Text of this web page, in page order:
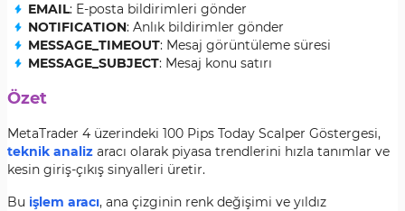
EMAIL: E-posta bildirimleri gönder
NOTIFICATION: Anlık bildirimler gönder
MESSAGE_TIMEOUT: Mesaj görüntüleme süresi
MESSAGE_SUBJECT: Mesaj konu satırı
Özet
MetaTrader 4 üzerindeki 100 Pips Today Scalper Göstergesi,
teknik analiz aracı olarak piyasa trendlerini hızla tanımlar ve
kesin giriş-çıkış sinyalleri üretir.
Bu işlem aracı, ana çizginin renk değişimi ve yıldız